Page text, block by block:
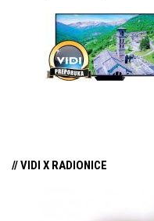
kombinaciju
funkcijama.
// VIDI X RADIONICE